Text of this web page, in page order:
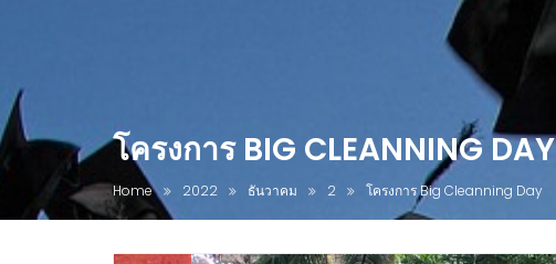
โครงการ BIG CLEANNING DAY
Home 2022 ธันวาคม 2 โครงการ Big Cleanning Day